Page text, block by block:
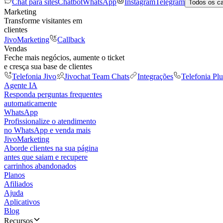
Chat para sitesChatbotWhatsApp InstagramTelegram Todos os
Marketing
Transforme visitantes em
clientes
JivoMarketing
Callback
Vendas
Feche mais negócios, aumente o ticket
e cresça sua base de clientes
Telefonia Jivo
Jivochat Team Chats Integrações Telefonia
Agente IA
Responda perguntas frequentes
automaticamente
WhatsApp
Profissionalize o atendimento
no WhatsApp e venda mais
JivoMarketing
Aborde clientes na sua página
antes que saiam e recupere
carrinhos abandonados
Planos
Afiliados
Ajuda
Aplicativos
Blog
Recursos